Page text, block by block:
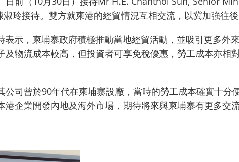
玲接待。雙方就柬港的經貿情況互相交流，以冀加強往後
示，柬埔寨政府積極推動當地經貿活動，並吸引更多外
及物流成本較高，但投資者可享免稅優惠，勞工成本亦相
司曾於90年代在柬埔寨設廠，當時的勞工成本確實十分
港企業開發內地及海外市場，期待將來與柬埔寨有更多交